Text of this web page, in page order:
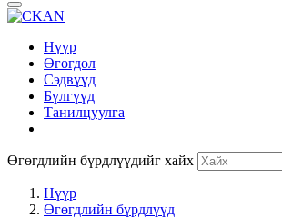
Нүүр
Өгөгдөл
Сэдвүүд
Бүлгүүд
Танилцуулга
Өгөгдлийн бүрдлүүдийг хайх
Нүүр
Өгөгдлийн бүрдлүүд